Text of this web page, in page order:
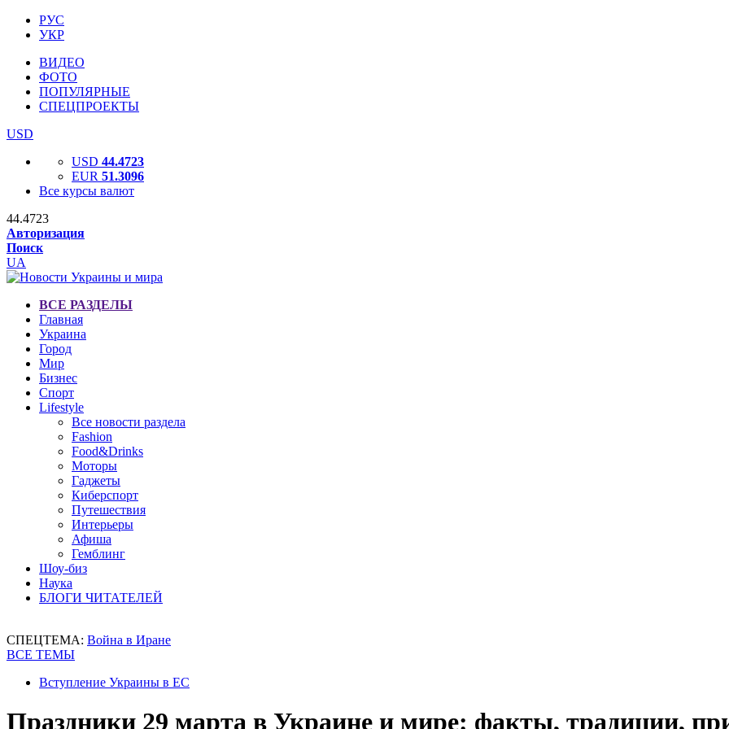
РУС
УКР
ВИДЕО
ФОТО
ПОПУЛЯРНЫЕ
СПЕЦПРОЕКТЫ
USD
USD 44.4723
EUR 51.3096
Все курсы валют
44.4723
Авторизация
Поиск
UA
ВСЕ РАЗДЕЛЫ
Главная
Украина
Город
Мир
Бизнес
Спорт
Lifestyle
Все новости раздела
Fashion
Food&Drinks
Моторы
Гаджеты
Киберспорт
Путешествия
Интерьеры
Афиша
Гемблинг
Шоу-биз
Наука
БЛОГИ ЧИТАТЕЛЕЙ
СПЕЦТЕМА: Война в Иране
ВСЕ ТЕМЫ
Вступление Украины в ЕС
Праздники 29 марта в Украине и мире: факты, традиции,